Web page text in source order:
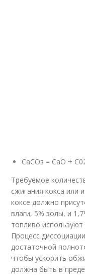
СаСОз = СаО + С0
Требуемое
сжигания кокса или
коксе должно
влаги, 5% золы, и
топливо
Процесс
достаточной
чтобы ускорить
должна быть в